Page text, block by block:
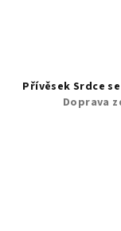
Přívěsek Srdce
Doprava